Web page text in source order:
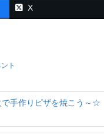
X
ト
で手作りピザを焼こう